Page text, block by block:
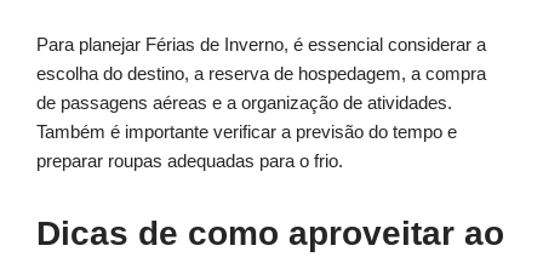
Para planejar Férias de Inverno, é essencial considerar a
escolha do destino, a reserva de hospedagem, a compra
de passagens aéreas e a organização de atividades.
Também é importante verificar a previsão do tempo e
preparar roupas adequadas para o frio.
Dicas de como aproveitar ao